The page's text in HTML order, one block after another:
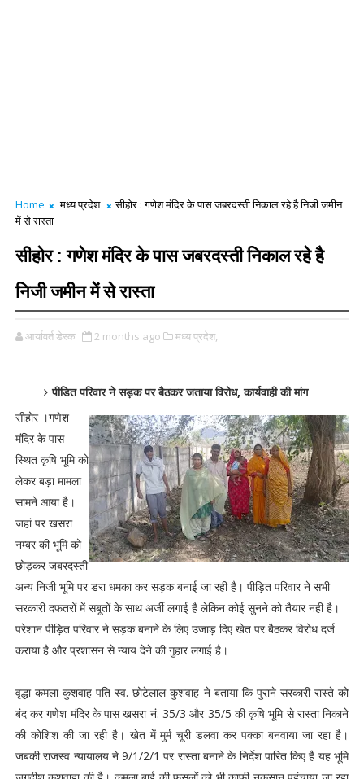
Home मध्य प्रदेश
सीहोर : गणेश मंदिर के पास जबरदस्ती निकाल रहे है निजी जमीन
में से रास्ता
सीहोर : गणेश मंदिर के पास जबरदस्ती निकाल रहे है
निजी जमीन में से रास्ता
आर्यावर्त डेस्क 2 months ago मध्य प्रदेश,
पीडित परिवार ने सड़क पर बैठकर जताया विरोध, कार्यवाही की मांग
सीहोर ।गणेश
मंदिर के पास
स्थित कृषि भूमि को
लेकर बड़ा मामला
सामने आया है।
जहां पर खसरा
नम्बर की भूमि को
छोड़कर जबरदस्ती
अन्य निजी भूमि पर डरा धमका कर सड़क बनाई जा रही है। पीड़ित परिवार ने सभी
सरकारी दफतरों में सबूतों के साथ अर्जी लगाई है लेकिन कोई सुनने को तैयार नही है।
परेशान पीड़ित परिवार ने सड़क बनाने के लिए उजाड़ दिए खेत पर बैठकर विरोध दर्ज
कराया है और प्रशासन से न्याय देने की गुहार लगाई है।
वृद्धा कमला कुशवाह पति स्व. छोटेलाल कुशवाह ने बताया कि पुराने सरकारी रास्ते को
बंद कर गणेश मंदिर के पास खसरा नं. 35/3 और 35/5 की कृषि भूमि से रास्ता निकाने
की कोशिश की जा रही है। खेत में मुर्म चूरी डलवा कर पक्का बनवाया जा रहा है।
जबकी राजस्व न्यायालय ने 9/1/2/1 पर रास्ता बनाने के निर्देश पारित किए है यह भूमि